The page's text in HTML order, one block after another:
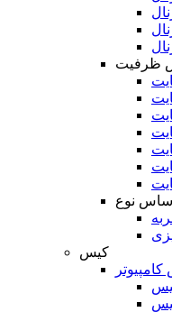
ظرفیت
نوع
کیس